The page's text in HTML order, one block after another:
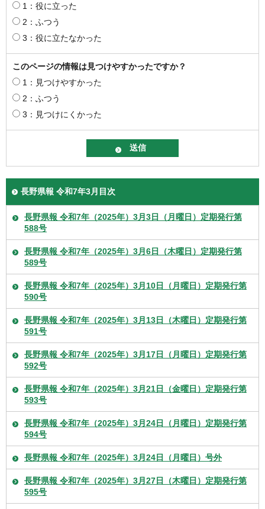
1：役に立った
2：ふつう
3：役に立たなかった
このページの情報は見つけやすかったですか？
1：見つけやすかった
2：ふつう
3：見つけにくかった
長野県報 令和7年3月目次
長野県報 令和7年（2025年）3月3日（月曜日）定期発行第
588号
長野県報 令和7年（2025年）3月6日（木曜日）定期発行第
589号
長野県報 令和7年（2025年）3月10日（月曜日）定期発行第
590号
長野県報 令和7年（2025年）3月13日（木曜日）定期発行第
591号
長野県報 令和7年（2025年）3月17日（月曜日）定期発行第
592号
長野県報 令和7年（2025年）3月21日（金曜日）定期発行第
593号
長野県報 令和7年（2025年）3月24日（月曜日）定期発行第
594号
長野県報 令和7年（2025年）3月24日（月曜日）号外
長野県報 令和7年（2025年）3月27日（木曜日）定期発行第
595号